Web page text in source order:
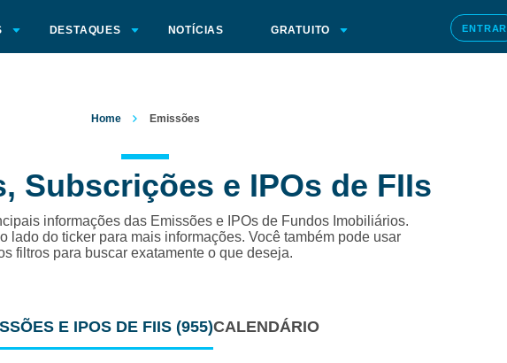
DESTAQUES NOTÍCIAS GRATUITO ENTRAR
Home Emissões
Subscrições e IPOs de FIIs
informações das Emissões e IPOs de Fundos Imobiliários.
lado do ticker para mais informações. Você também pode usar
filtros para buscar exatamente o que deseja.
E IPOS DE FIIS (955)CALENDÁRIO